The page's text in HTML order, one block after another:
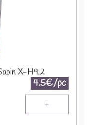
X-H9.2
4.5€/pc
+